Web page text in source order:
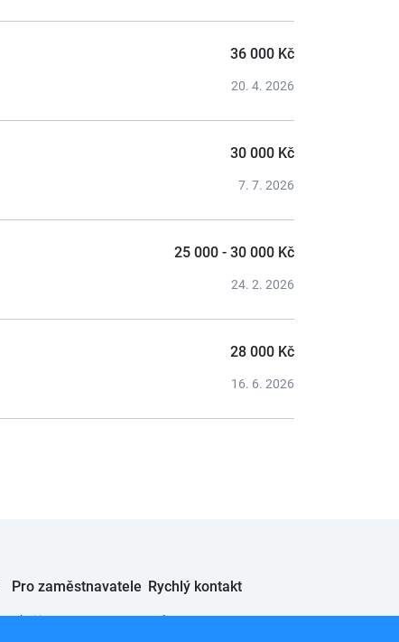
36 000 Kč
20. 4. 2026
30 000 Kč
7. 7. 2026
25 000 - 30 000 Kč
24. 2. 2026
28 000 Kč
16. 6. 2026
Pro zaměstnavatele
Chci inzerovat
Rychlý kontakt
JobSystem s.r.o.